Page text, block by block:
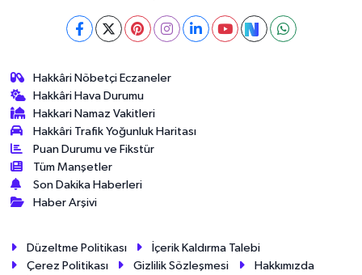
Hakkâri Nöbetçi Eczaneler
Hakkâri Hava Durumu
Hakkari Namaz Vakitleri
Hakkâri Trafik Yoğunluk Haritası
Puan Durumu ve Fikstür
Tüm Manşetler
Son Dakika Haberleri
Haber Arşivi
Düzeltme Politikası
İçerik Kaldırma Talebi
Çerez Politikası
Gizlilik Sözleşmesi
Hakkımızda